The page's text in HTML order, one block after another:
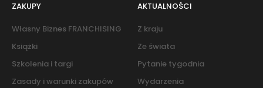
ZAKUPY
Własny Biznes FRANCHISING
Książki
Szkolenia i targi
Zasady i warunki zakupów
AKTUALNOŚCI
Z kraju
Ze świata
Pytanie tygodnia
Wydarzenia